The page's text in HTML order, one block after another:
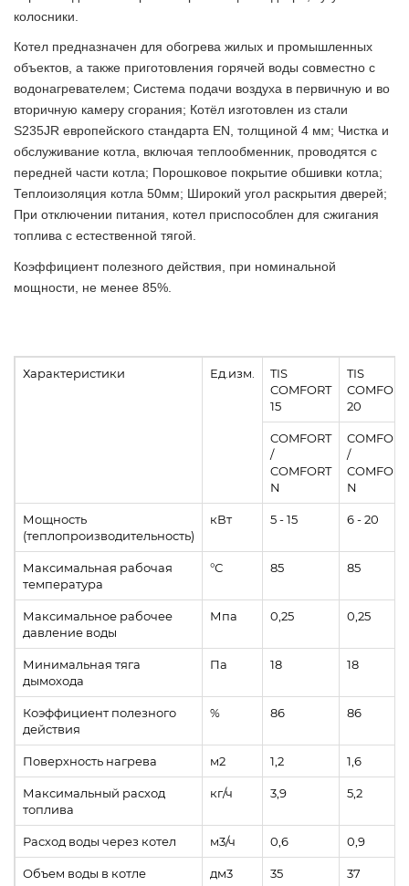
колосники.
Котел предназначен для обогрева жилых и промышленных
объектов, а также приготовления горячей воды совместно с
водонагревателем; Система подачи воздуха в первичную и во
вторичную камеру сгорания; Котёл изготовлен из стали
S235JR европейского стандарта EN, толщиной 4 мм; Чистка и
обслуживание котла, включая теплообменник, проводятся с
передней части котла; Порошковое покрытие обшивки котла;
Теплоизоляция котла 50мм; Широкий угол раскрытия дверей;
При отключении питания, котел приспособлен для сжигания
топлива с естественной тягой.
Коэффициент полезного действия, при номинальной
мощности, не менее 85%.
Характеристики Ед.изм.
TIS
COMFORT
15
TIS
COMFORT
20
COMFORT
/
COMFORT
N
COMFORT
/
COMFORT
N
Мощность
(теплопроизводительность)
кВт 5 - 15 6 - 20
Максимальная рабочая
температура
°С 85 85
Максимальное рабочее
давление воды
Мпа 0,25 0,25
Минимальная тяга
дымохода
Па 18 18
Коэффициент полезного
действия
% 86 86
Поверхность нагрева м2 1,2 1,6
Максимальный расход
топлива
кг/ч 3,9 5,2
Расход воды через котел м3/ч 0,6 0,9
Объем воды в котле дм3 35 37